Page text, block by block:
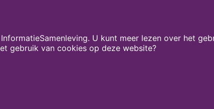
stap digitaal fitter.
U kunt meer lezen over het
gebruik van cookies op deze website?